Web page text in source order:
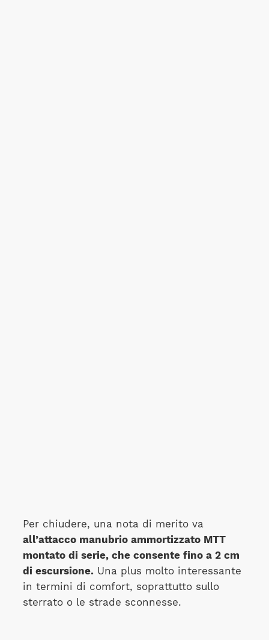
Per chiudere, una nota di merito va
all’attacco manubrio ammortizzato MTT
montato di serie, che consente fino a 2 cm
di escursione.Una plus molto interessante
in termini di comfort, soprattutto sullo
sterrato o le strade sconnesse.